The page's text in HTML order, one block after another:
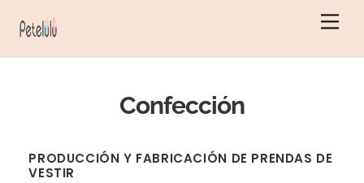
Confección
PRODUCCIÓN Y FABRICACIÓN DE PRENDAS DE
VESTIR